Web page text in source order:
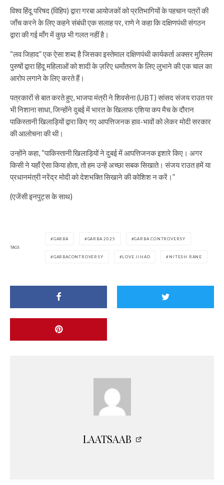
विश्व हिंदू परिषद (विहिप) द्वारा गरबा आयोजकों को प्रतिभागियों के पहचान पत्रों की
जाँच करने के लिए कहने संबंधी एक सलाह पर, राणे ने कहा कि दक्षिणपंथी संगठन
द्वारा की गई माँग में कुछ भी गलत नहीं है।
“लव जिहाद” एक ऐसा शब्द है जिसका इस्तेमाल दक्षिणपंथी कार्यकर्ता अक्सर मुस्लिम
पुरुषों द्वारा हिंदू महिलाओं को शादी के ज़रिए धर्मांतरण के लिए लुभाने की एक चाल का
आरोप लगाने के लिए करते हैं।
पत्रकारों से बात करते हुए, भाजपा मंत्री ने शिवसेना (UBT) सांसद संजय राउत पर
भी निशाना साधा, जिन्होंने दुबई में भारत के खिलाफ एशिया कप मैच के दौरान
पाकिस्तानी खिलाड़ियों द्वारा किए गए आपत्तिजनक हाव-भावों को लेकर मोदी सरकार
की आलोचना की थी।
उन्होंने कहा, “पाकिस्तानी खिलाड़ियों ने दुबई में आपत्तिजनक इशारे किए। अगर
किसी ने यहाँ ऐसा किया होता, तो हम उन्हें अच्छा सबक सिखाते। संजय राउत हमें या
प्रधानमंत्री नरेंद्र मोदी को देशभक्ति सिखाने की कोशिश न करें।”
(एजेंसी इनपुट्स के साथ)
TAGS
GARBA GARBA 2025 GARBA CONTROVERSY
GARBACONTROVERSY LOVE JIHAD NITESH RANE
LAATSAAB